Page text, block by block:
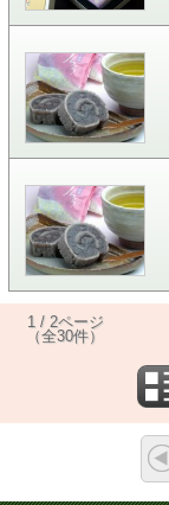
1 / 2ページ
（全30件）